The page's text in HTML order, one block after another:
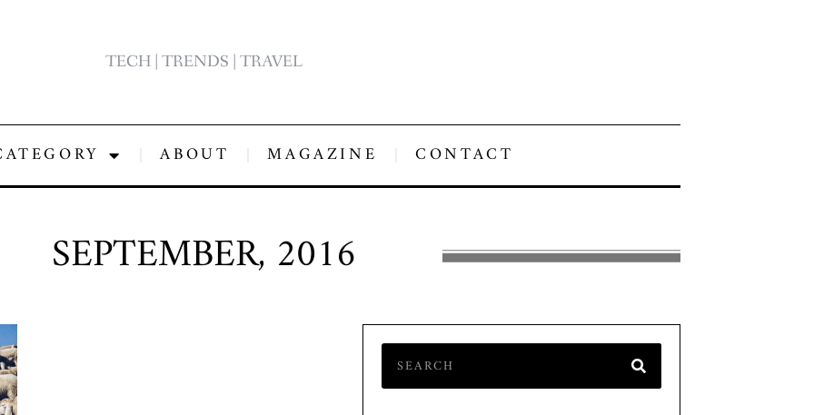
TECH | TRENDS | TRAVEL
ABOUT MAGAZINE CONTACT
SEPTEMBER, 2016